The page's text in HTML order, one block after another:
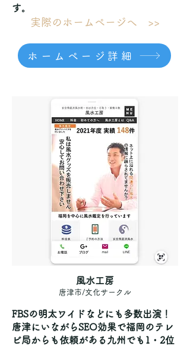
す。
実際のホームページへ >>
ホームページ詳細
風水工房
唐津市/文化サークル
FBSの明太ワイドなどにも多数出演！
唐津にいながらSEO効果で福岡のテレ
ビ局からも依頼がある九州でも1・2位